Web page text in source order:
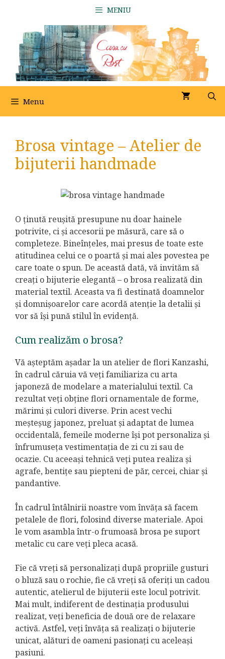
conținut
MENIU
Menu
Brosa vintage – Atelier de
bijuterii handmade
O ținută reușită presupune nu doar hainele
potrivite, ci și accesorii pe măsură, care să o
completeze. Bineînțeles, mai presus de toate este
atitudinea celui ce o poartă și mai ales povestea pe
care toate o spun. De această dată, vă invităm să
creați o bijuterie elegantă – o brosa realizată din
material textil. Aceasta va fi destinată doamnelor
și domnișoarelor care acordă atenție la detalii și
vor să își pună stilul în evidență.
Cum realizăm o brosa?
Vă așteptăm așadar la un atelier de flori Kanzashi,
în cadrul căruia vă veți familiariza cu arta
japoneză de modelare a materialului textil. Ca
rezultat veți obţine flori ornamentale de forme,
mărimi și culori diverse. Prin acest vechi
meșteșug japonez, preluat şi adaptat de lumea
occidentală, femeile moderne își pot personaliza şi
înfrumuseţa vestimentaţia de zi cu zi sau de
ocazie. Cu aceeași tehnică veți putea realiza și
agrafe, bentițe sau piepteni de păr, cercei, chiar și
pandantive.
În cadrul întâlnirii noastre vom învăța să facem
petalele de flori, folosind diverse materiale. Apoi
le vom asambla într-o frumoasă brosa pe suport
metalic cu care veți pleca acasă.
Fie că vreți să personalizați după propriile gusturi
o bluză sau o rochie, fie că vreți să oferiți un cadou
autentic, atelierul de bijuterii este locul potrivit.
Mai mult, indiferent de destinația produsului
realizat, veți beneficia de două ore de relaxare
activă. Astfel, veți învăța să realizați o bijuterie
unicat, alături de oameni pasionați cu aceleași
pasiuni.